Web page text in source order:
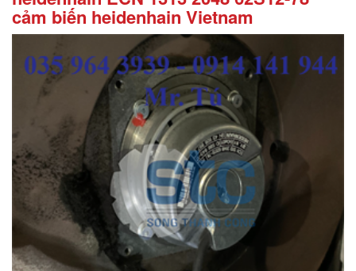
cảm biến heidenhain Vietnam